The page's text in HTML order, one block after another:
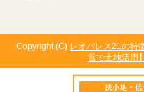
Copyright (C) レオパレス21の特
営で土地活用】